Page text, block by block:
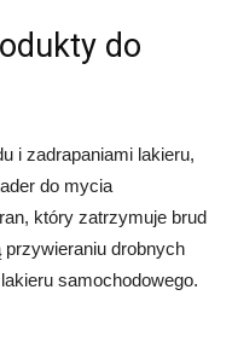
do
i zadrapaniami lakieru,
do mycia
który zatrzymuje brud
przywieraniu drobnych
samochodowego.